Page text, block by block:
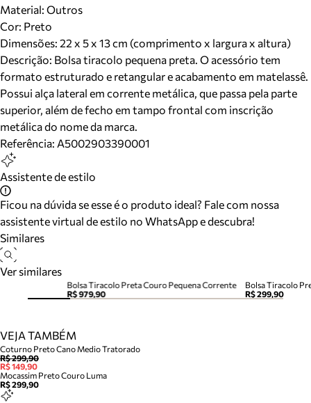
Material: Outros
Cor: Preto
Dimensões: 22 x 5 x 13 cm (comprimento x largura x altura)
Descrição: Bolsa tiracolo pequena preta. O acessório tem
formato estruturado e retangular e acabamento em matelassê.
Possui alça lateral em corrente metálica, que passa pela parte
superior, além de fecho em tampo frontal com inscrição
metálica do nome da marca.
Referência: A5002903390001
Assistente de estilo
Ficou na dúvida se esse é o produto ideal? Fale com nossa
assistente virtual de estilo no WhatsApp e descubra!
Similares
Ver similares
Bolsa Tiracolo Preta Couro Pequena Corrente
R$ 979,90
Bolsa Tiracolo
R$ 299,90
VEJA TAMBÉM
Coturno Preto Cano Medio Tratorado
R$ 299,90
R$ 149,90
Mocassim Preto Couro Luma
R$ 299,90